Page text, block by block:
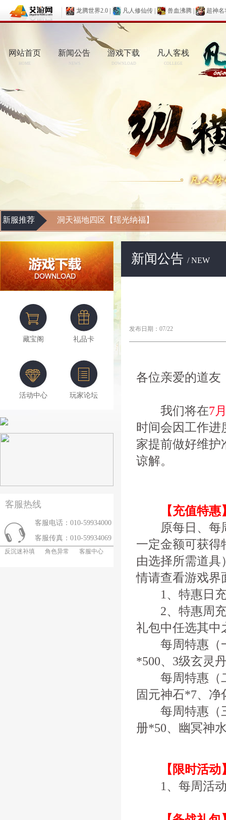
龙腾世界2.0 凡人修仙传 兽血沸腾 超神名
网站首页
HOME
新闻公告
NEWS
游戏下载
DOWNLOAD
凡人客栈
COLLEGE
新服推荐 洞天福地四区【瑶光纳福】
藏宝阁 礼品卡
活动中心 玩家论坛
客服热线
客服电话：010-59934000
客服传真：010-59934069
反沉迷补填 角色异常 客服中心
新闻公告 / NEW
发布日期：07/22
各位亲爱的道友
我们将在7
时间会因工作进
家提前做好维护
谅解。
【充值特惠
原每日、每周
一定金额可获得
由选择所需道
情请查看游戏界
1、特惠日
2、特惠周
礼包中任选其中
每周特惠（一
*500、3级玄灵
每周特惠（二
固元神石*7、净
每周特惠（三
册*50、幽冥神
【限时活动
1、每周活